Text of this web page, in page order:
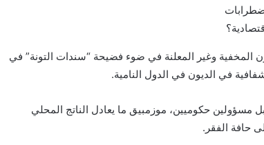
المخفية وغير المعلنة في ضوء فضيحة “سندات التونة” في
في الديون في الدول النامية.
حكوميين، موزمبيق ما يعادل الناتج المحلي
حافة الفقر.